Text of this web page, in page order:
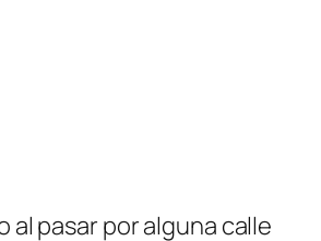
pasar por alguna calle